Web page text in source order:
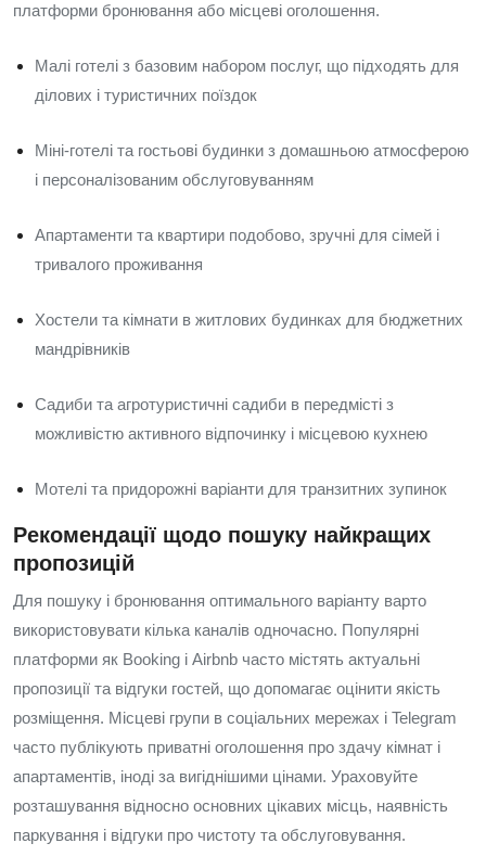
платформи бронювання або місцеві оголошення.
Малі готелі з базовим набором послуг, що підходять для
ділових і туристичних поїздок
Міні-готелі та гостьові будинки з домашньою атмосферою
і персоналізованим обслуговуванням
Апартаменти та квартири подобово, зручні для сімей і
тривалого проживання
Хостели та кімнати в житлових будинках для бюджетних
мандрівників
Садиби та агротуристичні садиби в передмісті з
можливістю активного відпочинку і місцевою кухнею
Мотелі та придорожні варіанти для транзитних зупинок
Рекомендації щодо пошуку найкращих
пропозицій
Для пошуку і бронювання оптимального варіанту варто
використовувати кілька каналів одночасно. Популярні
платформи як Booking і Airbnb часто містять актуальні
пропозиції та відгуки гостей, що допомагає оцінити якість
розміщення. Місцеві групи в соціальних мережах і Telegram
часто публікують приватні оголошення про здачу кімнат і
апартаментів, іноді за вигіднішими цінами. Ураховуйте
розташування відносно основних цікавих місць, наявність
паркування і відгуки про чистоту та обслуговування.